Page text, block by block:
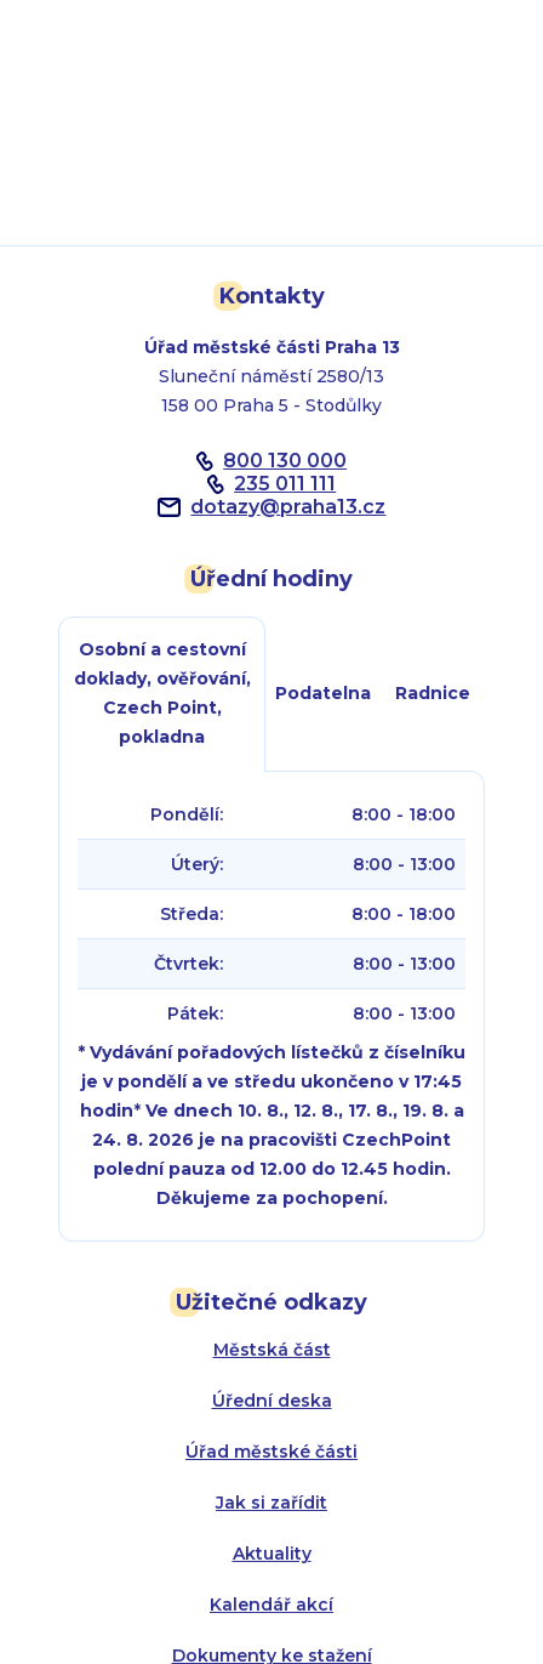
Kontakty
Úřad městské části Praha 13
Sluneční náměstí 2580/13
158 00 Praha 5 - Stodůlky
800 130 000
235 011 111
dotazy@praha13.cz
Užitečné odkazy
Městská část
Úřední deska
Úřad městské části
Jak si zařídit
Aktuality
Kalendář akcí
Dokumenty ke stažení
Úřední hodiny
Osobní a cestovní
doklady, ověřování,
Czech Point,
pokladna
Podatelna Radnice
Pondělí: 8:00 - 18:00
Úterý: 8:00 - 13:00
Středa: 8:00 - 18:00
Čtvrtek: 8:00 - 13:00
Pátek:
8:00 - 13:00
* Vydávání pořadových lístečků z číselníku
je v pondělí a ve středu ukončeno v 17:45
hodin* Ve dnech 10. 8., 12. 8., 17. 8., 19. 8. a
24. 8. 2026 je na pracovišti CzechPoint
polední pauza od 12.00 do 12.45 hodin.
Děkujeme za pochopení.
Úterý:
Středa:
Čtvrtek:
Pátek:
Úterý:
Středa:
Čtvrtek: